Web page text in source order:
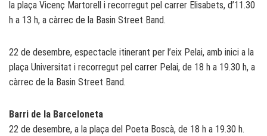
la plaça Vicenç Martorell i recorregut pel carrer Elisabets, d’11.30
h a 13 h, a càrrec de la Basin Street Band.
22 de desembre, espectacle itinerant per l’eix Pelai, amb inici a la
plaça Universitat i recorregut pel carrer Pelai, de 18 h a 19.30 h, a
càrrec de la Basin Street Band.
Barri de la Barceloneta
22 de desembre, a la plaça del Poeta Boscà, de 18 h a 19.30 h.